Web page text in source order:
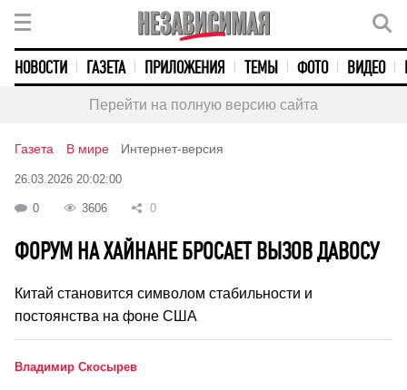
НОВОСТИ ГАЗЕТА ПРИЛОЖЕНИЯ ТЕМЫ ФОТО ВИДЕО
Перейти на полную версию сайта
Газета В мире Интернет-версия
26.03.2026 20:02:00
0 3606 0
ФОРУМ НА ХАЙНАНЕ БРОСАЕТ ВЫЗОВ ДАВОСУ
Китай становится символом стабильности и
постоянства на фоне США
Владимир Скосырев